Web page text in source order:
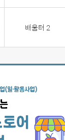
배움터 2